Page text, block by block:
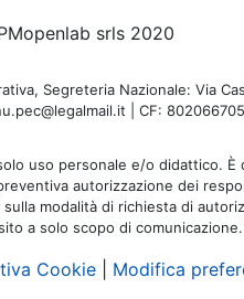
srls 2020
Segreteria Nazionale: Via
| CF:
uso personale e/o didattico.
autorizzazione dei
modalità di richiesta di
a solo scopo di
Cookie Modifica